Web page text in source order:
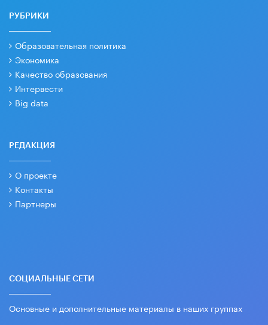
РУБРИКИ
Образовательная политика
Экономика
Качество образования
Интервести
Big data
РЕДАКЦИЯ
О проекте
Контакты
Партнеры
СОЦИАЛЬНЫЕ СЕТИ
Основные и дополнительные материалы в наших группах